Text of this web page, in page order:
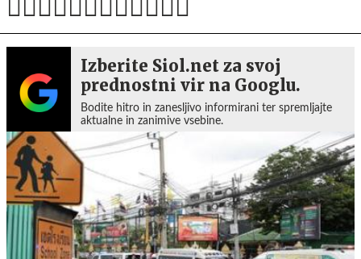
Izberite Siol.net za svoj
prednostni vir na Googlu.
Bodite hitro in zanesljivo informirani ter spremljajte
aktualne in zanimive vsebine.